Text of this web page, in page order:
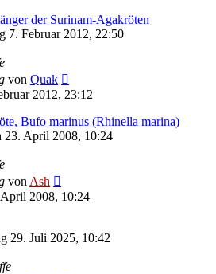
der Surinam-Agakröten
7. Februar 2012, 22:50
von Quak
2012, 23:12
Bufo marinus (Rhinella marina)
23. April 2008, 10:24
von Ash
2008, 10:24
29. Juli 2025, 10:42